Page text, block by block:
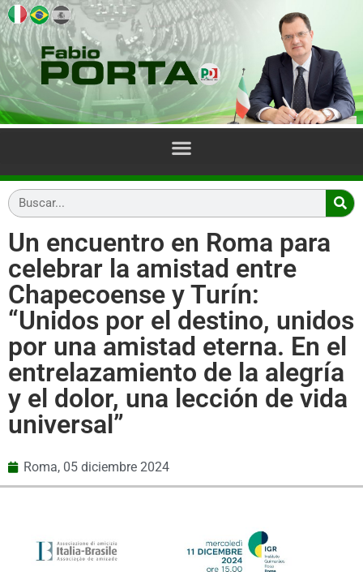
Un encuentro en Roma para
celebrar la amistad entre
Chapecoense y Turín:
“Unidos por el destino, unidos
por una amistad eterna. En el
entrelazamiento de la alegría
y el dolor, una lección de vida
universal”
Roma, 05 diciembre 2024